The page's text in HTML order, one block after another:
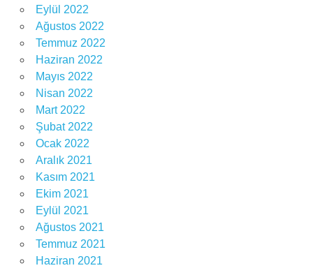
Eylül 2022
Ağustos 2022
Temmuz 2022
Haziran 2022
Mayıs 2022
Nisan 2022
Mart 2022
Şubat 2022
Ocak 2022
Aralık 2021
Kasım 2021
Ekim 2021
Eylül 2021
Ağustos 2021
Temmuz 2021
Haziran 2021